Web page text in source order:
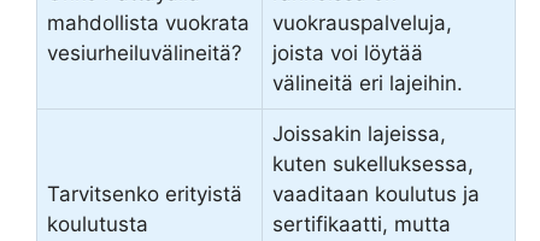
mahdollista vuokrata
vesiurheiluvälineitä?
vuokrauspalveluja,
joista voi löytää
välineitä eri lajeihin.
Tarvitsenko erityistä
koulutusta
Joissakin lajeissa,
kuten sukelluksessa,
vaaditaan koulutus ja
sertifikaatti, mutta